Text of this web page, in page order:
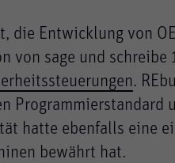
die Entwicklung von
von sage und schreibe
.
Programmierstandard
hatte ebenfalls eine
bewährt hat.